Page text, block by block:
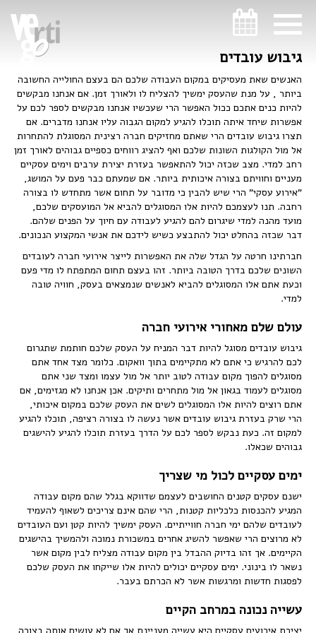
גיבוש עובדים
האנשים שאת מעסיקים במקום העבודה שלכם הם בעצם החולייה החשובה
ביותר , על מנת שהעסק ימשיך להצליח לו ולאורך זמן. אם אנחנו מבקשים
להיות כנים אתכם ככול האפשר הרי שעכשיו אנחנו מבקשים לספר לכם על
אפשרות שיחד איתה תוכלו להגיע למקום הגבוה עליו אנחנו מדברים. אם
תצרו גיבוש עובדים הרי שאתם מחזיקים חברה רצינית המסוגלת להתחרות
אל מול הקולגות השונות שלכם ואף להציג רווחים כספיים גבוהים לאורך זמן
רחב למדי. מצב שכזה יכול להתאפשר בעזרת יצירת ערבים וימים עסקיים
מעניים וחוויתם בצורה איכותית ביותר. אם שמעתם כבר פעם על המושג,
"אירוע עסקי" הרי שיש להבין כי מדובר על תחום אשר מתחדש לו בצורה
רחבה. תנו לעצמכם להיות אלו המסוגלים להביא אל המועסקים שלכם,
מועד מהנה למדי שיגרום להם להגיע לעבודה עם חיוך על הפנים שלהם.
דבר שכזה בהחלט יכול להתבצע כשיש לידכם את אנשי המקצוע הנכונים.
חברתינו חרטה על הגדל שלה את האפשרות לייצר אירועי חברה לעובדים
השונים שלכם בדרך הטובה ביותר. זהו בעצם תחום המתפתח לו מדי פעם
וכעת אתם אלו המסוגלים להביא לאנשים שנמצאים בעסק, חוויה טובה
למדי.
עולם שלם מאחורי אירועי חברה
גיבוש עובדים מסוגל להיות דבר המניח על העסק שלכם חותמת שתגרום
לכם להרגיש כי אתם לא מתקיימים בתוך וואקום. כלומר מצד אחד אתם
מסוגלים להפוך מקום עבודה לטוב יותר אל מול עצמו ומצד שני אתם
מסוגלים לעמוד בגאון אל מול מתחרים ותיקים. אכן אנחנו לא מגזימים, אם
אתם רוצים להיות אלו המסוגלים לשים את העסק שלכם במקום איכותי,
הרי שרק בעזרת גיבוש עובדים אשר נעשה לו בצורה רציפה, תוכלו להגיע
למקום זה. כעת נבקש לספר לכם על הדרך בעזרת תוכלו להגיע להישגים
גבוהים שכאלו.
ימים עסקיים לכול מי שצריך
ישנם עסקים קטנים החושבים לעצמם שדווקא בגלל שהם מקום עבודה
המגיע להכנסות כלכליות קטנות, הרי שהם אינם צריכים לשאוף להעמיד
לעובדים שלהם ימי חברה חווייתיים. העסק ימשיך להיות קטן ועם העובדים
לא מרוצים הרי שאפשר להשיג אחרים במשכורת נמוכה ולהמשיך בהישגים
הקיימים. אך זהו בדיוק ההבדל בין מקום עבודה מצליח לבין מקום אשר
נשאר לו בינוני. ימים עסקיים יכולים להיות אלו שייקחו את העסק שלכם
לפסגות חדשות ומרגשות אשר לא הכרתם בעבר.
עשייה נכונה במרחב הקיים